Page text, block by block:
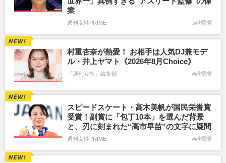
業
週刊女性PRIME 3時間前
村重杏奈が熱愛！ お相手は人気DJ兼モデ
ル・井上ヤマト《2026年8月Choice》
『週刊女性』編集部 4時間前
スピードスケート・高木美帆が国民栄誉賞
受賞！副賞に「包丁10本」を選んだ背景
と、刃に刻まれた“高市早苗”の文字に疑問
週刊女性PRIME 4時間前